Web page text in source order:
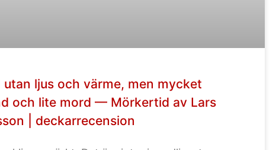
utan ljus och värme, men mycket
och lite mord — Mörkertid av Lars
| deckarrecension